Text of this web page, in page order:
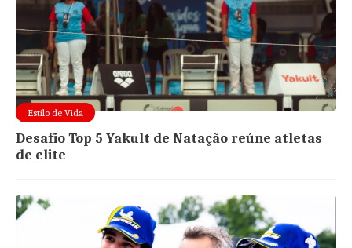
Estilo de Vida
Desafio Top 5 Yakult de Natação reúne atletas
de elite